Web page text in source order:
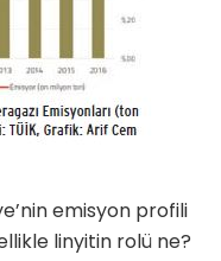
emisyon profili
linyitin rolü ne?